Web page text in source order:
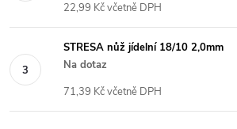
22,99 Kč včetně DPH
STRESA nůž jídelní 18/10 2,0mm
Na dotaz
71,39 Kč včetně DPH